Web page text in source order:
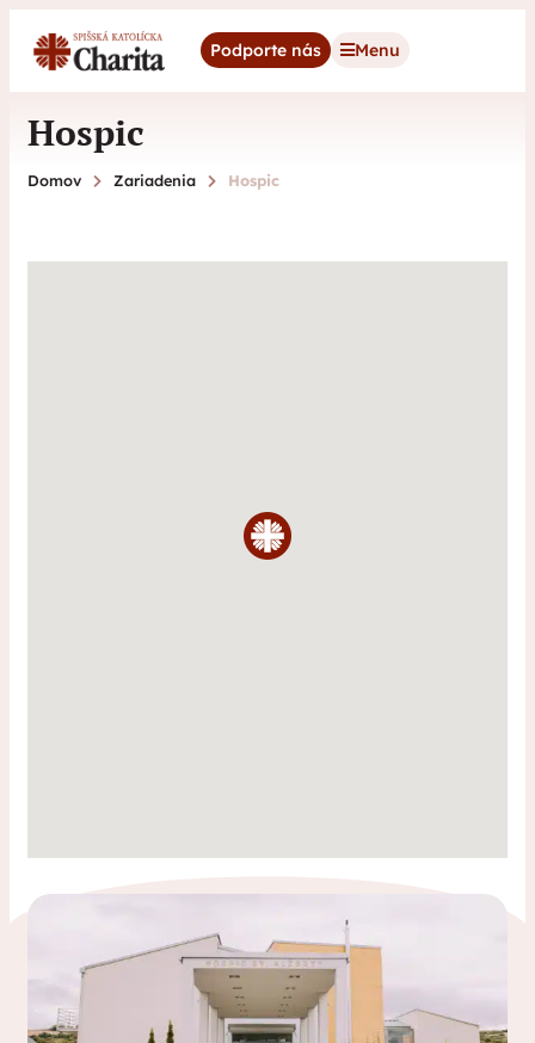
Podporte nás Menu
Hospic
Domov Zariadenia Hospic